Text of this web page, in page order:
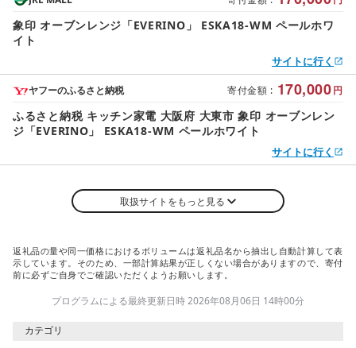
象印 オーブンレンジ「EVERINO」 ESKA18-WM ペールホワ
イト
サイトに行く
寄付金額 : 170,000円
ヤフーのふるさと納税
ふるさと納税 キッチン家電 大阪府 大東市 象印 オーブンレン
ジ「EVERINO」 ESKA18-WM ペールホワイト
サイトに行く
取扱サイトをもっと見る
返礼品の量や同一価格におけるボリュームは返礼品名から抽出し自動計算して表
示しています。そのため、一部計算結果が正しくない場合がありますので、寄付
前に必ずご自身でご確認いただくようお願いします。
プログラムによる最終更新日時 2026年08月06日 14時00分
カテゴリ